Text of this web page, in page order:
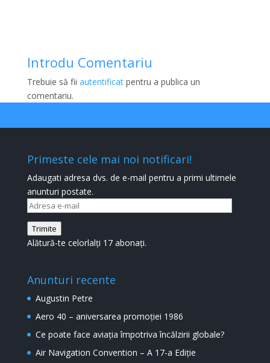
Introdu Comentariu
Trebuie să fii autentificatpentru a publica un
comentariu.
Primeste cele mai noi notificari!
Adaugati adresa dvs. de e-mail pentru a primi ultimele
anunturi postate.
Adresa
mail
Trimite
Alătură-te celorlalți 17 abonați.
Anunturi recente
Augustin Petre
Aero 40 – aniversarea promoției 1986
Ce poate face aviația împotriva încălzirii globale?
Air Navigation Convention – A 17-a Ediție